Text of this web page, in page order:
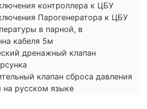
контроллера к ЦБУ
Парогенератора к ЦБУ
в парной, в
кабеля 5м
дренажный клапан
клапан сброса давления
на русском языке